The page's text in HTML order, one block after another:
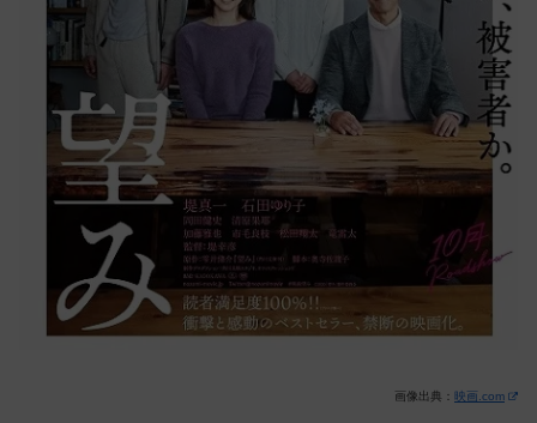
画像出典： 映画.com